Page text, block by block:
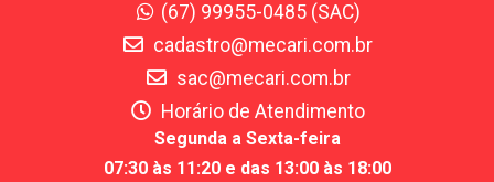
(67) 99955-0485 (SAC)
cadastro@mecari.com.br
sac@mecari.com.br
Horário de Atendimento
Segunda a Sexta-feira
07:30 às 11:20 e das 13:00 às 18:00